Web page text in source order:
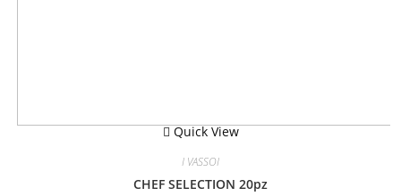
Quick View
I VASSOI
CHEF SELECTION 20pz